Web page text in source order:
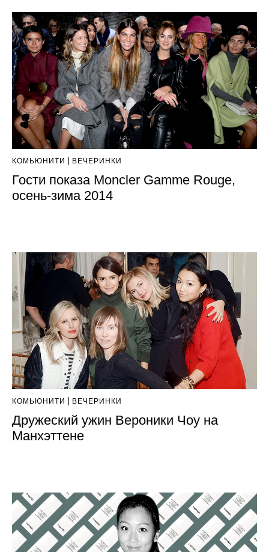
КОМЬЮНИТИ ВЕЧЕРИНКИ
Гости показа Moncler Gamme Rouge,
осень-зима 2014
КОМЬЮНИТИ ВЕЧЕРИНКИ
Дружеский ужин Вероники Чоу на
Манхэттене